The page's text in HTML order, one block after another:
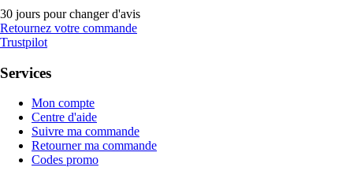
30 jours pour changer d'avis
Retournez votre commande
Trustpilot
Services
Mon compte
Centre d'aide
Suivre ma commande
Retourner ma commande
Codes promo